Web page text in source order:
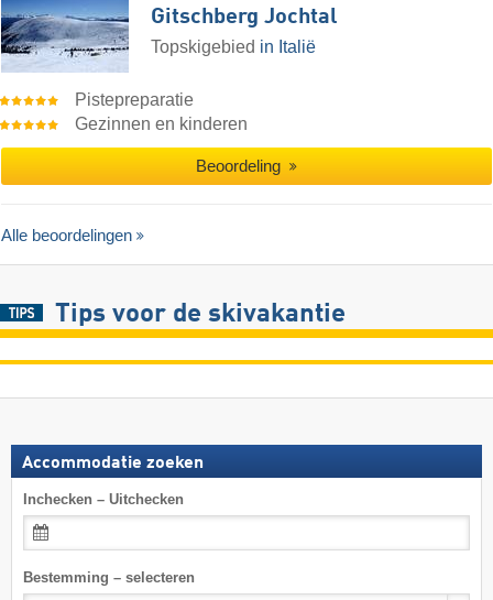
Gitschberg Jochtal
Topskigebied in Italië
Pistepreparatie
Gezinnen en kinderen
Beoordeling
Alle beoordelingen
Tips voor de skivakantie
Accommodatie zoeken
Inchecken – Uitchecken
Bestemming – selecteren